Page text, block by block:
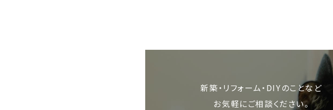
新築・リフォーム・DIYのことなど
お気軽にご相談ください。